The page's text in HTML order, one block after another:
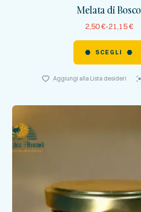
Melata di Bosco
reviews)
2,50€-21,15€
SCEGLI
Aggiungi alla Lista desideri